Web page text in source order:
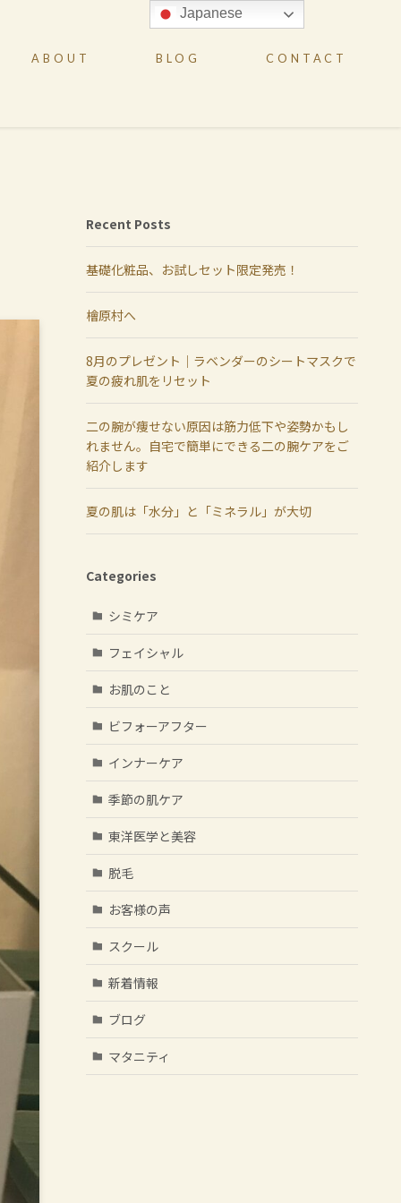
ABOUT BLOG CONTACT
Recent Posts
基礎化粧品、お試しセット限定発売！
檜原村へ
8月のプレゼント｜ラベンダーのシートマスクで
夏の疲れ肌をリセット
二の腕が痩せない原因は筋力低下や姿勢かもし
れません。自宅で簡単にできる二の腕ケアをご
紹介します
夏の肌は「水分」と「ミネラル」が大切
Categories
シミケア
フェイシャル
お肌のこと
ビフォーアフター
インナーケア
季節の肌ケア
東洋医学と美容
脱毛
お客様の声
スクール
新着情報
ブログ
マタニティ
Japanese